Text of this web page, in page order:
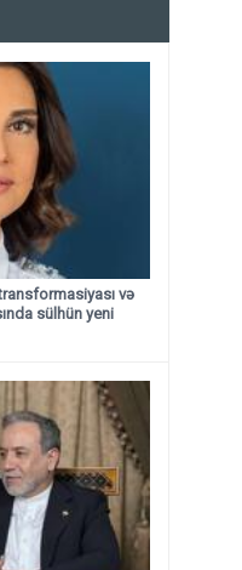
və
sülhün yeni